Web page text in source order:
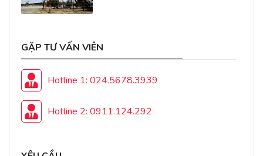
GẶP TƯ VẤN VIÊN
Hotline 1: 024.5678.3939
Hotline 2: 0911.124.292